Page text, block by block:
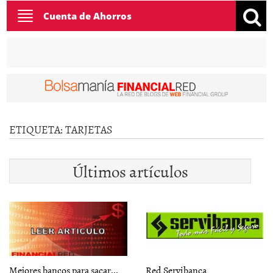
Toggle
navigation
Cuenta de Ahorros
ETIQUETA:TARJETAS
Últimos artículos
Mejores bancos para sacar... Red Servibanca